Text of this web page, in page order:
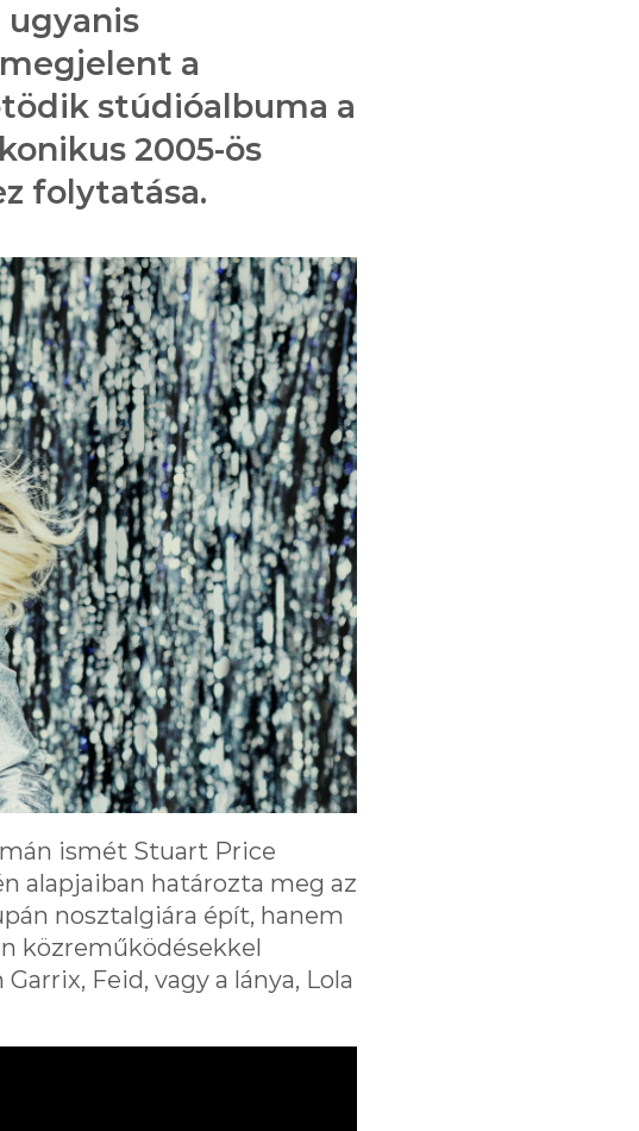
a
stúdióalbuma a
2005-ös
folytatása.
ismét Stuart Price
alapjaiban határozta meg az
nosztalgiára épít, hanem
közreműködésekkel
Feid, vagy a lánya, Lola